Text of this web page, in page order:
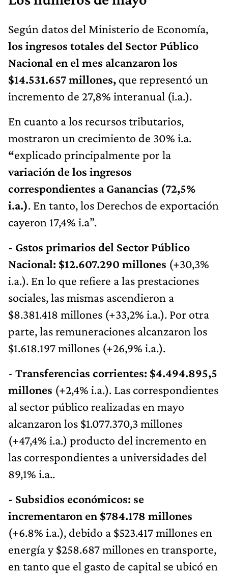
Según datos del Ministerio de Economía,
los ingresos totales del Sector Público
Nacional en el mes alcanzaron los
$14.531.657 millones, que representó un
incremento de 27,8% interanual (i.a.).
En cuanto a los recursos tributarios,
mostraron un crecimiento de 30% i.a.
“explicado principalmente por la
variación de los ingresos
correspondientes a Ganancias (72,5%
i.a.). En tanto, los Derechos de exportación
cayeron 17,4% i.a”.
- Gstos primarios del Sector Público
Nacional: $12.607.290 millones (+30,3%
i.a.). En lo que refiere a las prestaciones
sociales, las mismas ascendieron a
$8.381.418 millones (+33,2% i.a.). Por otra
parte, las remuneraciones alcanzaron los
$1.618.197 millones (+26,9% i.a.).
- Transferencias corrientes: $4.494.895,5
millones (+2,4% i.a.). Las correspondientes
al sector público realizadas en mayo
alcanzaron los $1.077.370,3 millones
(+47,4% i.a.) producto del incremento en
las correspondientes a universidades del
89,1% i.a..
- Subsidios económicos: se
incrementaron en $784.178 millones
(+6.8% i.a.), debido a $523.417 millones en
energía y $258.687 millones en transporte,
en tanto que el gasto de capital se ubicó en